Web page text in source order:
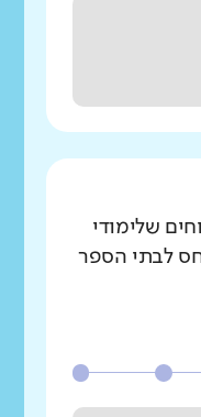
שלימודי
לבתי הספר